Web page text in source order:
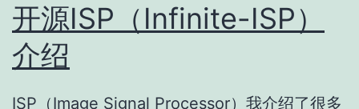
开源ISP（Infinite-ISP）
介绍
ISP（Image Signal Processor）我介绍了很多